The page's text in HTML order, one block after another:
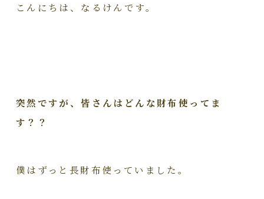
こんにちは、なるけんです。
突然ですが、皆さんはどんな財布使ってま
す？？
僕はずっと長財布使っていました。